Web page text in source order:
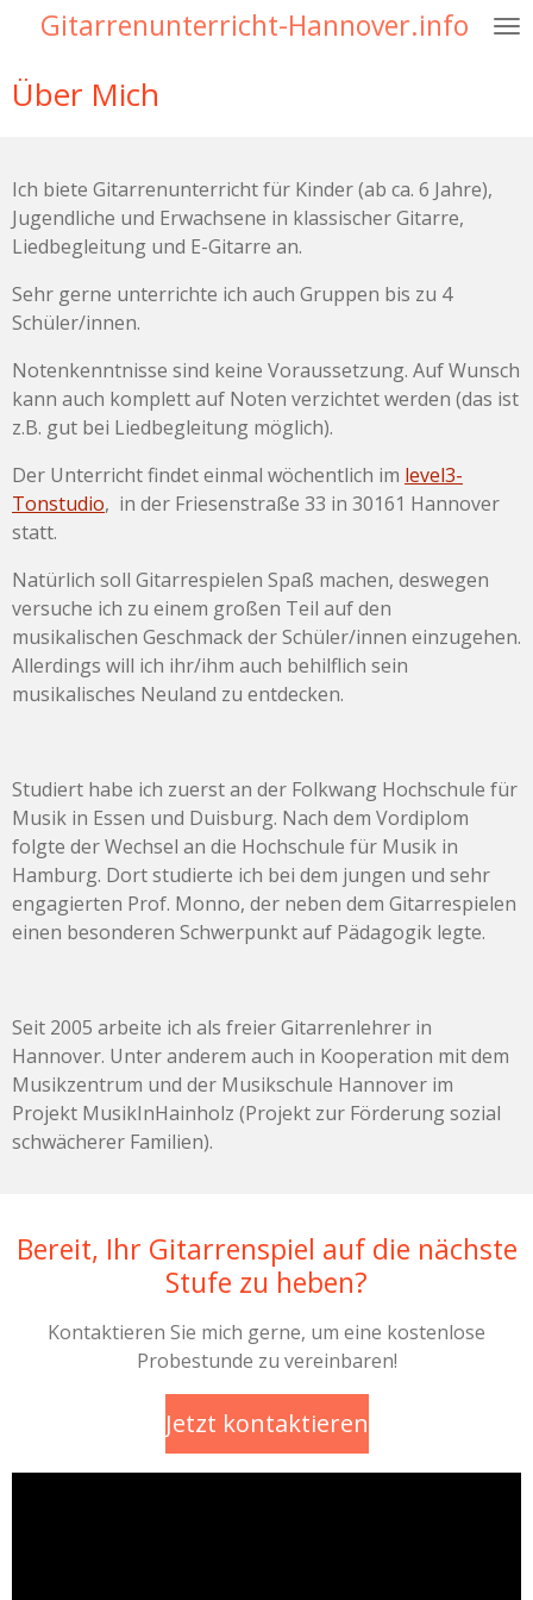
Zum
springen
Gitarrenunterricht-Hannover.info
Über Mich
Ich biete Gitarrenunterricht für Kinder (ab ca. 6 Jahre),
Jugendliche und Erwachsene in klassischer Gitarre,
Liedbegleitung und E-Gitarre an.
Sehr gerne unterrichte ich auch Gruppen bis zu 4
Schüler/innen.
Notenkenntnisse sind keine Voraussetzung. Auf Wunsch
kann auch komplett auf Noten verzichtet werden (das ist
z.B. gut bei Liedbegleitung möglich).
Der Unterricht findet einmal wöchentlich im level3-
Tonstudio, in der Friesenstraße 33 in 30161 Hannover
statt.
Natürlich soll Gitarrespielen Spaß machen, deswegen
versuche ich zu einem großen Teil auf den
musikalischen Geschmack der Schüler/innen einzugehen.
Allerdings will ich ihr/ihm auch behilflich sein
musikalisches Neuland zu entdecken.
Studiert habe ich zuerst an der Folkwang Hochschule für
Musik in Essen und Duisburg. Nach dem Vordiplom
folgte der Wechsel an die Hochschule für Musik in
Hamburg. Dort studierte ich bei dem jungen und sehr
engagierten Prof. Monno, der neben dem Gitarrespielen
einen besonderen Schwerpunkt auf Pädagogik legte.
Seit 2005 arbeite ich als freier Gitarrenlehrer in
Hannover. Unter anderem auch in Kooperation mit dem
Musikzentrum und der Musikschule Hannover im
Projekt MusikInHainholz (Projekt zur Förderung sozial
schwächerer Familien).
Bereit, Ihr Gitarrenspiel auf die nächste
Stufe zu heben?
Kontaktieren Sie mich gerne, um eine kostenlose
Probestunde zu vereinbaren!
Jetzt kontaktieren